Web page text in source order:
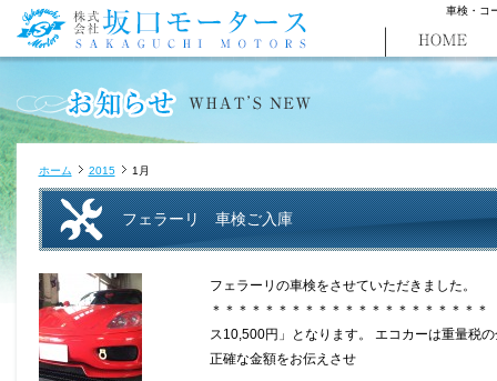
車検・コ
ホーム 2015 1月
フェラーリ 車検ご入庫
フェラーリの車検をさせていただきました。
＊＊＊＊＊＊＊＊＊＊＊＊＊＊＊＊＊＊＊＊
ス10,500円」となります。 エコカーは重量税
正確な金額をお伝えさせ